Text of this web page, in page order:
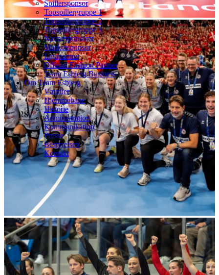
Spillersponsor
Topspillergruppe 1
Topspillergruppe 2
Topspillergruppe 3
Navnesponsorat
Maskotsponsor
Ligapartner
Official Fashion Partner
Team Esbjerg Business
Om Team Esbjerg
Værdier
Hjemmebane
Historie
Administration
Kommunikation
Presse
Bestyrelsen
Kontakt